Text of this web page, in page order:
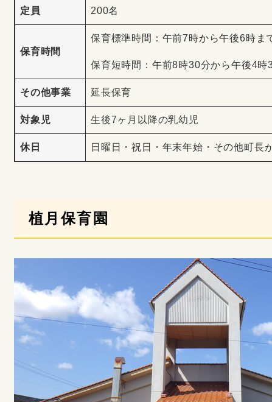
定員 200名
保育時間
保育標準時間：午前7時から午後6時ま
保育短時間：午前8時30分から午後4時
その他事業 延長保育
対象児 生後7ヶ月以降の乳幼児
休日 日曜日・祝日・年末年始・その他町長
植月保育園